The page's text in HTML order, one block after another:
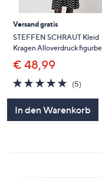
Versand gratis
STEFFEN SCHRAUT Kleid
Kragen Alloverdruck
€ 48,99
5.0
von
5
(5)
In den Warenkorb